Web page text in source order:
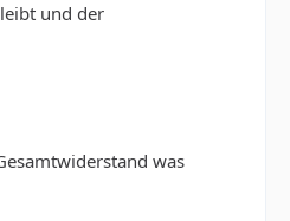
und der
was